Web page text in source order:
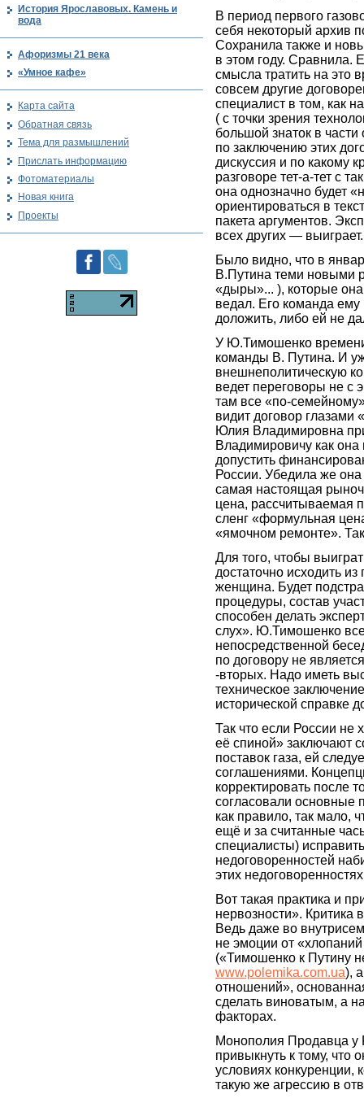
В период первого
себя некоторый архив
Сохранила также и
в этом году. Сравнила.
смысла тратить на это
совсем другие
специалист в том, как
( с точки зрения
большой знаток в
по заключению этих
дискуссия и по какому
разговоре тет-а-тет с
она однозначно будет
ориентироваться в
пакета аргументов.
всех других — выиграет.
Было видно, что в
В.Путина теми новыми
«дыры»... ), которые
ведал. Его команда
доложить, либо ей не
У Ю.Тимошенко
команды В. Путина. И
внешнеполитическую
ведет переговоры не с
там все «по-
видит договор
Юлия Владимировна
Владимировичу как она
допустить
России. Убедила же
самая настоящая
цена, рассчитываемая
сленг «формульная
«ямочном ремонте».
Для того, чтобы
достаточно исходить
женщина. Будет
процедуры, состав
способен делать
слух». Ю.Тимошенко
непосредственной
по договору не
-вторых. Надо иметь
техническое
исторической справке
Так что если России не
её спиной» заключают
поставок газа, ей
соглашениями.
корректировать после
согласовали основные
как правило, так мало,
ещё и за считанные
специалисты)
недоговоренностей
этих
Вот такая практика и
нервозности». Критика
Ведь даже во
не эмоции от
(«Тимошенко к Путину
www.polemika.com.ua),
отношений»,
сделать виноватым, а
факторах.
Монополия Продавца у
привыкнуть к тому, что
условиях конкуренции,
такую же агрессию в
История Ярославовых. Камень и
вода
Афоризмы 21 века
«Умное кафе»
Карта сайта
Обратная связь
Тема для размышлений
Прислать информацию
Фотоматериалы
Новая книга
Проекты